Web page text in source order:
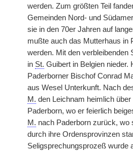
werden. Zum größten Teil
Gemeinden Nord- und
sie in den 70er Jahren auf
mußte auch das Mutterhaus in
werden. Mit den verbleibenden
in St. Guibert in Belgien nieder.
Paderborner Bischof Conrad
aus Wesel Unterkunft. Nach
M. den Leichnam heimlich
Paderborn, wo er feierlich
M. nach Paderborn zurück, wo
durch ihre Ordensprovinzen
Seligsprechungsprozeß wurde